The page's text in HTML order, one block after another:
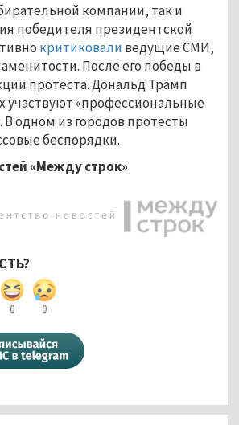
компании, так и
победителя президентской
критиковали ведущие СМИ,
После его победы в
протеста. Дональд Трамп
участвуют «профессиональные
одном из городов протесты
беспорядки.
«Между строк»
0 0